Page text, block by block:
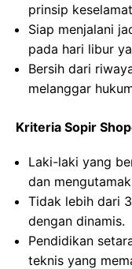
prinsip
Siap menjalani
pada hari libur
Bersih dari
melanggar
Kriteria Sopir
Laki-laki yang
dan
Tidak lebih dari
dengan dinamis.
Pendidikan
teknis yang